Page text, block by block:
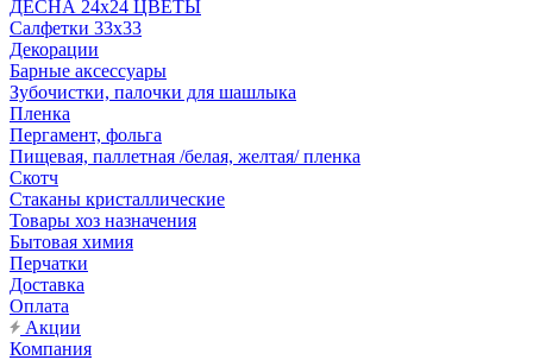
ДЕСНА 24х24 ЦВЕТЫ
Салфетки 33х33
Декорации
Барные аксессуары
Зубочистки, палочки для шашлыка
Пленка
Пергамент, фольга
Пищевая, паллетная /белая, желтая/ пленка
Скотч
Стаканы кристаллические
Товары хоз назначения
Бытовая химия
Перчатки
Доставка
Оплата
Акции
Компания